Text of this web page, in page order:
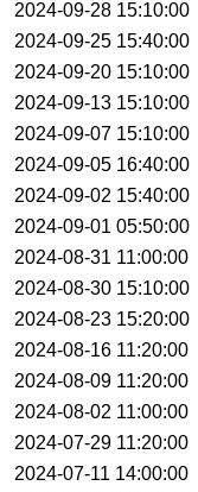
2024-09-28 15:10:00
2024-09-25 15:40:00
2024-09-20 15:10:00
2024-09-13 15:10:00
2024-09-07 15:10:00
2024-09-05 16:40:00
2024-09-02 15:40:00
2024-09-01 05:50:00
2024-08-31 11:00:00
2024-08-30 15:10:00
2024-08-23 15:20:00
2024-08-16 11:20:00
2024-08-09 11:20:00
2024-08-02 11:00:00
2024-07-29 11:20:00
2024-07-11 14:00:00